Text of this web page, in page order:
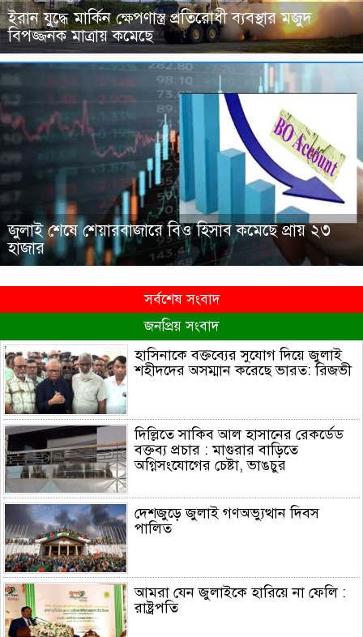
ইরান যুদ্ধে মার্কিন ক্ষেপণাস্ত্র প্রতিরোধী ব্যবস্থার মজুদ
বিপজ্জনক মাত্রায় কমেছে
জুলাই শেষে শেয়ারবাজারে বিও হিসাব কমেছে প্রায় ২৩
হাজার
সর্বশেষ সংবাদ
জনপ্রিয় সংবাদ
হাসিনাকে বক্তব্যের সুযোগ দিয়ে জুলাই
শহীদদের অসম্মান করেছে ভারত: রিজভী
দিল্লিতে সাকিব আল হাসানের রেকর্ডেড
বক্তব্য প্রচার : মাগুরার বাড়িতে
অগ্নিসংযোগের চেষ্টা, ভাঙচুর
দেশজুড়ে জুলাই গণঅভ্যুত্থান দিবস
পালিত
আমরা যেন জুলাইকে হারিয়ে না ফেলি :
রাষ্ট্রপতি